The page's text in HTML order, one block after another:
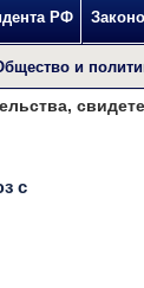
РФ
и
с